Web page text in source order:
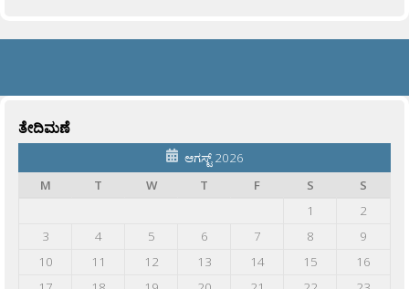
ತೇದಿಮಣೆ
ಆಗಸ್ಟ್ 2026
M
T W T F S
S
1
2
3
4 5 6 7 8
9
10
11 12 13 14 15
16